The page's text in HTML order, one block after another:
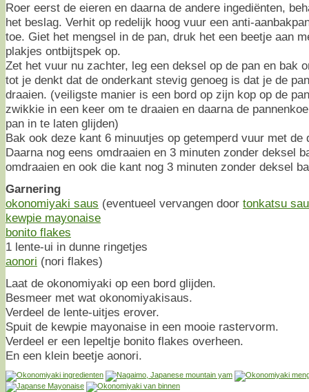
Roer eerst de eieren en daarna de andere ingediënten,
het beslag. Verhit op redelijk hoog vuur een anti-
toe. Giet het mengsel in de pan, druk het een beetje aan
plakjes ontbijtspek op.
Zet het vuur nu zachter, leg een deksel op de pan en bak
tot je denkt dat de onderkant stevig genoeg is dat je de
draaien. (veiligste manier is een bord op zijn kop op de
zwikkie in een keer om te draaien en daarna de
pan in te laten glijden)
Bak ook deze kant 6 minuutjes op getemperd vuur met de
Daarna nog eens omdraaien en 3 minuten zonder deksel
omdraaien en ook die kant nog 3 minuten zonder deksel
Garnering
okonomiyaki saus (eventueel vervangen door tonkatsu
kewpie mayonaise
bonito flakes
1 lente-ui in dunne ringetjes
aonori (nori flakes)
Laat de okonomiyaki op een bord glijden.
Besmeer met wat okonomiyakisaus.
Verdeel de lente-uitjes erover.
Spuit de kewpie mayonaise in een mooie rastervorm.
Verdeel er een lepeltje bonito flakes overheen.
En een klein beetje aonori.